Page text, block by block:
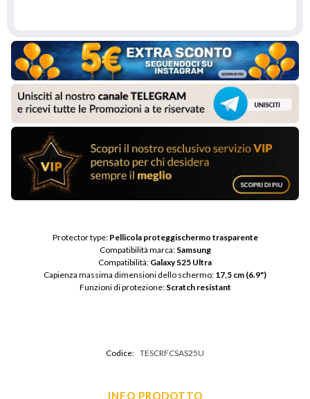
Protector type: Pellicola proteggischermo trasparente
Compatibilità marca: Samsung
Compatibilità: Galaxy S25 Ultra
Capienza massima dimensioni dello schermo: 17,5 cm (6.9")
Funzioni di protezione: Scratch resistant
Codice: TESCRFCSAS25U
INFO PRODOTTO